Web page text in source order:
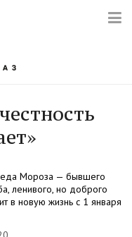
Мороза — бывшего
ленивого, но доброго
в новую жизнь с 1 января